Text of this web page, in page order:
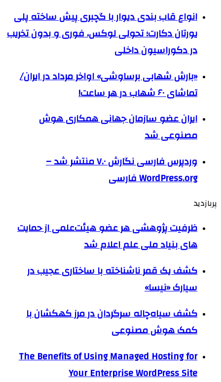
انواع قاب بندی دیوار با گچبری پیش ساخته پلی
یورتان دکارت؛ تحولی لوکس، فوری و بدون تخریب
در دکوراسیون داخلی
«بارش شهابی برساوشی» اواخر مرداد در ایران/
تماشای ۶۰ شهاب در هر ساعت!
ایران عضو سازمان جهانی همکاری هوش
مصنوعی شد
وردپرس فارسی نگارش ۷.۰ منتشر شد –
WordPress.org فارسی
پربازدید
ظرفیت پژوهشی هر عضو هیئت‌علمی از حمایت
های بنیاد ملی علم اعلام شد
کشف یک قمر ناشناخته با ساختاری عجیب در
سیارک «نیسا»
کشف سیاه‌چاله سرگردان در مرز کهکشان با
کمک هوش مصنوعی
The Benefits of Using Managed Hosting for
Your Enterprise WordPress Site